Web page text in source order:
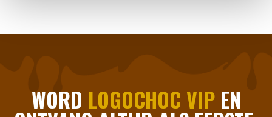
WORD LOGOCHOC VIPEN